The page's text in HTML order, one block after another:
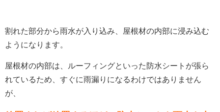
割れた部分から雨水が入り込み、屋根材の内部に浸み込む
ようになります。
屋根材の内部は、ルーフィングといった防水シートが張ら
れているため、すぐに雨漏りになるわけではありません
が、